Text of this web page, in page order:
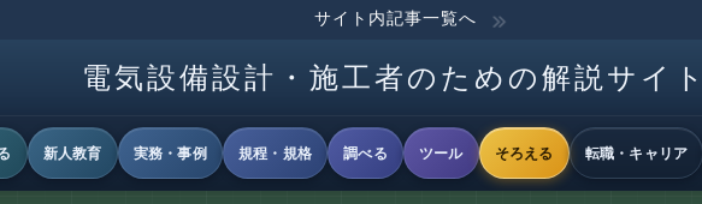
サイト内記事一覧へ
電気設備設計・施工者のための解説サイト
新人教育 実務・事例 規程・規格 調べる ツール そろえる 転職・キャリア